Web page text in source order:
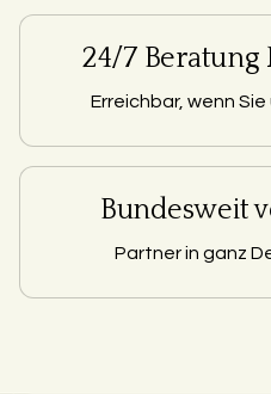
24/7 Beratung
Erreichbar, wenn
Bundesweit
Partner in ganz